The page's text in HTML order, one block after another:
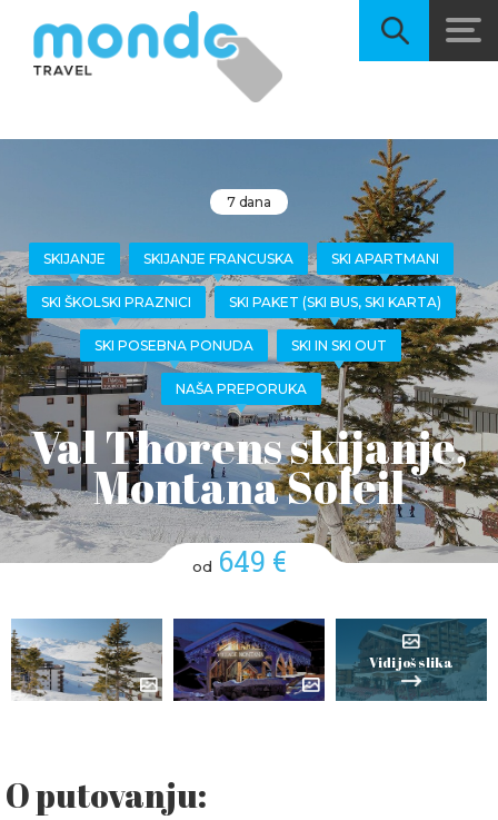
7 dana
SKIJANJE SKIJANJE FRANCUSKA SKI APARTMANI
SKI ŠKOLSKI PRAZNICI SKI PAKET (SKI BUS, SKI KARTA)
SKI POSEBNA PONUDA SKI IN SKI OUT
NAŠA PREPORUKA
Val Thorens skijanje,
Montana Soleil
od 649 €
Vidi još slika
O putovanju: